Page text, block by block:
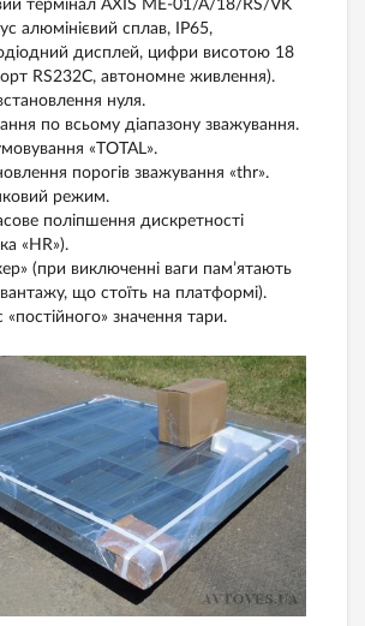
термінал AXIS ME-01/A/18/RS/VK
алюмінієвий сплав, IP65,
дисплей, цифри висотою 18
RS232C, автономне живлення).
нуля.
по всьому діапазону зважування.
«TOTAL».
порогів зважування «thr».
режим.
поліпшення дискретності
«HR»).
(при виключенні ваги пам’ятають
що стоїть на платформі).
«постійного» значення тари.